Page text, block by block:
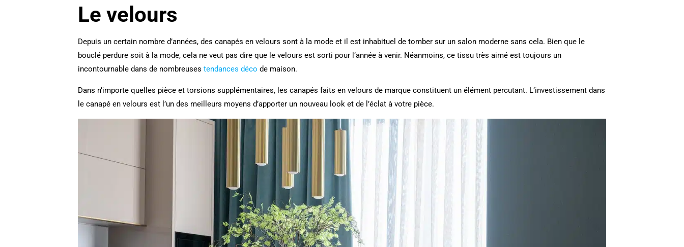
Le velours
Depuis un certain nombre d’années, des canapés en velours sont à la mode et il est inhabituel de tomber sur un salon moderne sans cela. Bien que le
bouclé perdure soit à la mode, cela ne veut pas dire que le velours est sorti pour l’année à venir. Néanmoins, ce tissu très aimé est toujours un
incontournable dans de nombreuses tendances déco de maison.
Dans n’importe quelles pièce et torsions supplémentaires, les canapés faits en velours de marque constituent un élément percutant. L’investissement dans
le canapé en velours est l’un des meilleurs moyens d’apporter un nouveau look et de l’éclat à votre pièce.